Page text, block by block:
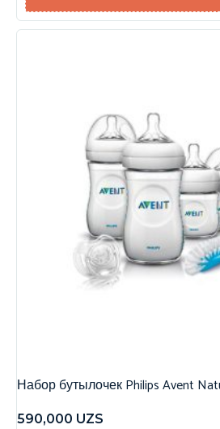
Набор бутылочек Philips Avent
590,000 UZS